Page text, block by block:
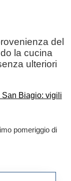
del
la cucina
ulteriori
pomeriggio di